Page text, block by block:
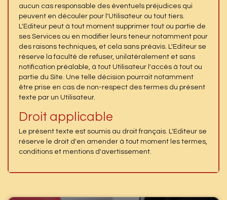
aucun cas responsable des éventuels préjudices qui
peuvent en découler pour l'Utilisateur ou tout tiers.
L'Editeur peut à tout moment supprimer tout ou partie de
ses Services ou en modifier leurs teneur notamment pour
des raisons techniques, et cela sans préavis. L'Editeur se
réserve la faculté de refuser, unilatéralement et sans
notification préalable, à tout Utilisateur l'accès à tout ou
partie du Site. Une telle décision pourrait notamment
être prise en cas de non-respect des termes du présent
texte par un Utilisateur.
Droit applicable
Le présent texte est soumis au droit français. L'Editeur se
réserve le droit d'en amender à tout moment les termes,
conditions et mentions d'avertissement.